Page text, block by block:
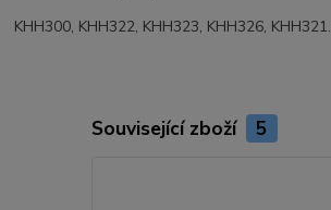
KHH300, KHH322, KHH323, KHH326, KHH321.
Související zboží 5